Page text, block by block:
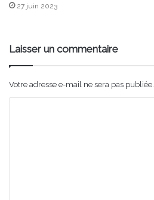
27 juin 2023
Laisser un commentaire
Votre adresse e-mail ne sera pas publiée.